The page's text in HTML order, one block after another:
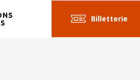
Billetterie